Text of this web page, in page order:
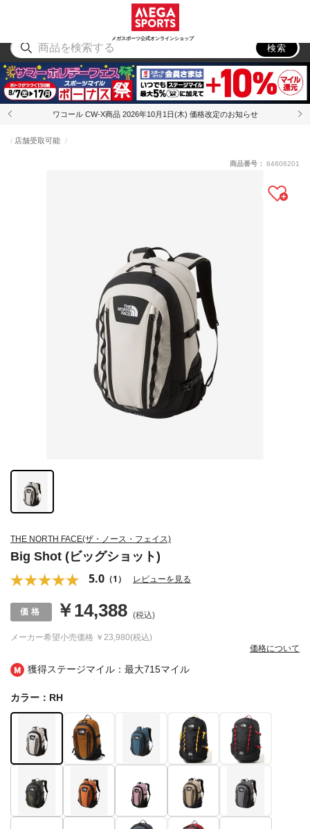
メガスポーツ公式オンラインショップ
アウトドア
検索
ワコール CW-X商品 2026年10月1日(木) 価格改定のお知らせ
獲得ステージマイル：最大715マイル
THE NORTH FACE(ザ・ノース・フェイス)
Big Shot (ビッグショット)
5.0 （1） レビューを見る
店舗受取可能
メーカー希望小売価格 ￥23,980(税込)
￥14,388 (税込)
価格について
商品番号： 84606201
カラー：RH